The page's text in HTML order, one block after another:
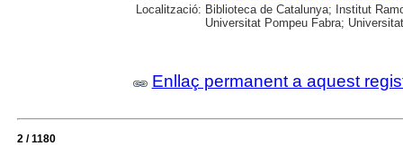
Localització: Biblioteca de Catalunya; Institut
Universitat Pompeu Fabra;
Enllaç permanent a aquest
2 / 1180